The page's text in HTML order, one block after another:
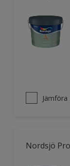
Jämföra
Nordsjö